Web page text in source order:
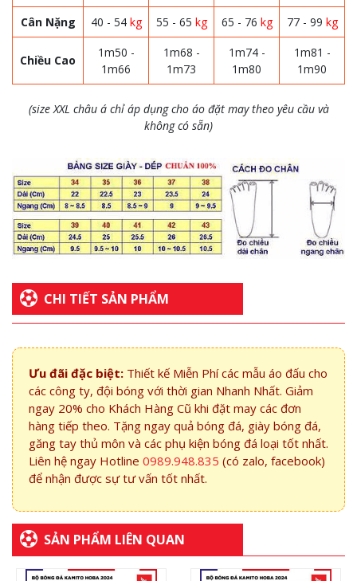
Cân Nặng 40 - 54 kg 55 - 65 kg 65 - 76 kg 77 - 99 kg
Chiều Cao
1m50 -
1m66
1m68 -
1m73
1m74 -
1m80
1m81 -
1m90
(size XXL châu á chỉ áp dụng cho áo đặt may theo yêu cầu và
không có sẵn)
CHI TIẾT SẢN PHẨM
Ưu đãi đặc biệt: Thiết kế Miễn Phí các mẫu áo đấu cho
các công ty, đội bóng với thời gian Nhanh Nhất. Giảm
ngay 20% cho Khách Hàng Cũ khi đặt may các đơn
hàng tiếp theo. Tặng ngay quả bóng đá, giày bóng đá,
găng tay thủ môn và các phụ kiện bóng đá loại tốt nhất.
Liên hệ ngay Hotline 0989.948.835 (có zalo, facebook)
để nhận được sự tư vấn tốt nhất.
SẢN PHẨM LIÊN QUAN